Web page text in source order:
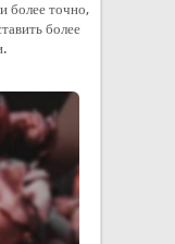
более точно,
более